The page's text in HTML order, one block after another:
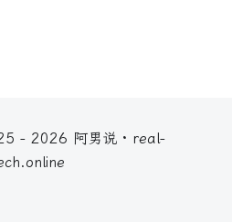
- 2026 阿男说 · real-